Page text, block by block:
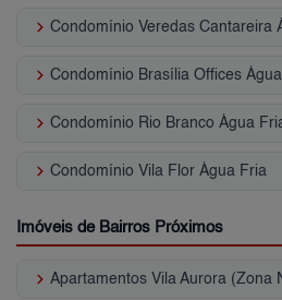
keyboard_arrow_right Condomínio Veredas Cantareira
keyboard_arrow_right Condomínio Brasília Offices
keyboard_arrow_right Condomínio Rio Branco Água
keyboard_arrow_right Condomínio Vila Flor Água Fria
Imóveis de Bairros Próximos
keyboard_arrow_right Apartamentos Vila Aurora (Zona